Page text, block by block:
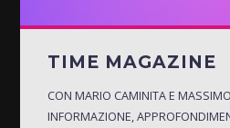
TIME MAGAZINE
CON MARIO CAMINITA E
INFORMAZIONE,